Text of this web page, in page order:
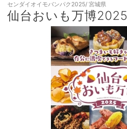
センダイオイモバンパク2025 宮城県
仙台おいも万博2025